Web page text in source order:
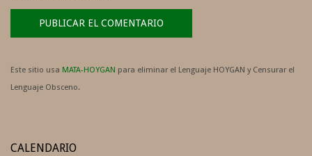
Este sitio usa MATA-HOYGAN para eliminar el Lenguaje HOYGAN y Censurar el
Lenguaje Obsceno.
CALENDARIO